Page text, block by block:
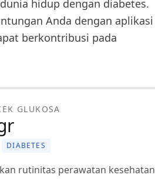
hidup dengan diabetes.
Anda dengan aplikasi
berkontribusi pada
GLUKOSA
DIABETES
rutinitas perawatan kesehatan